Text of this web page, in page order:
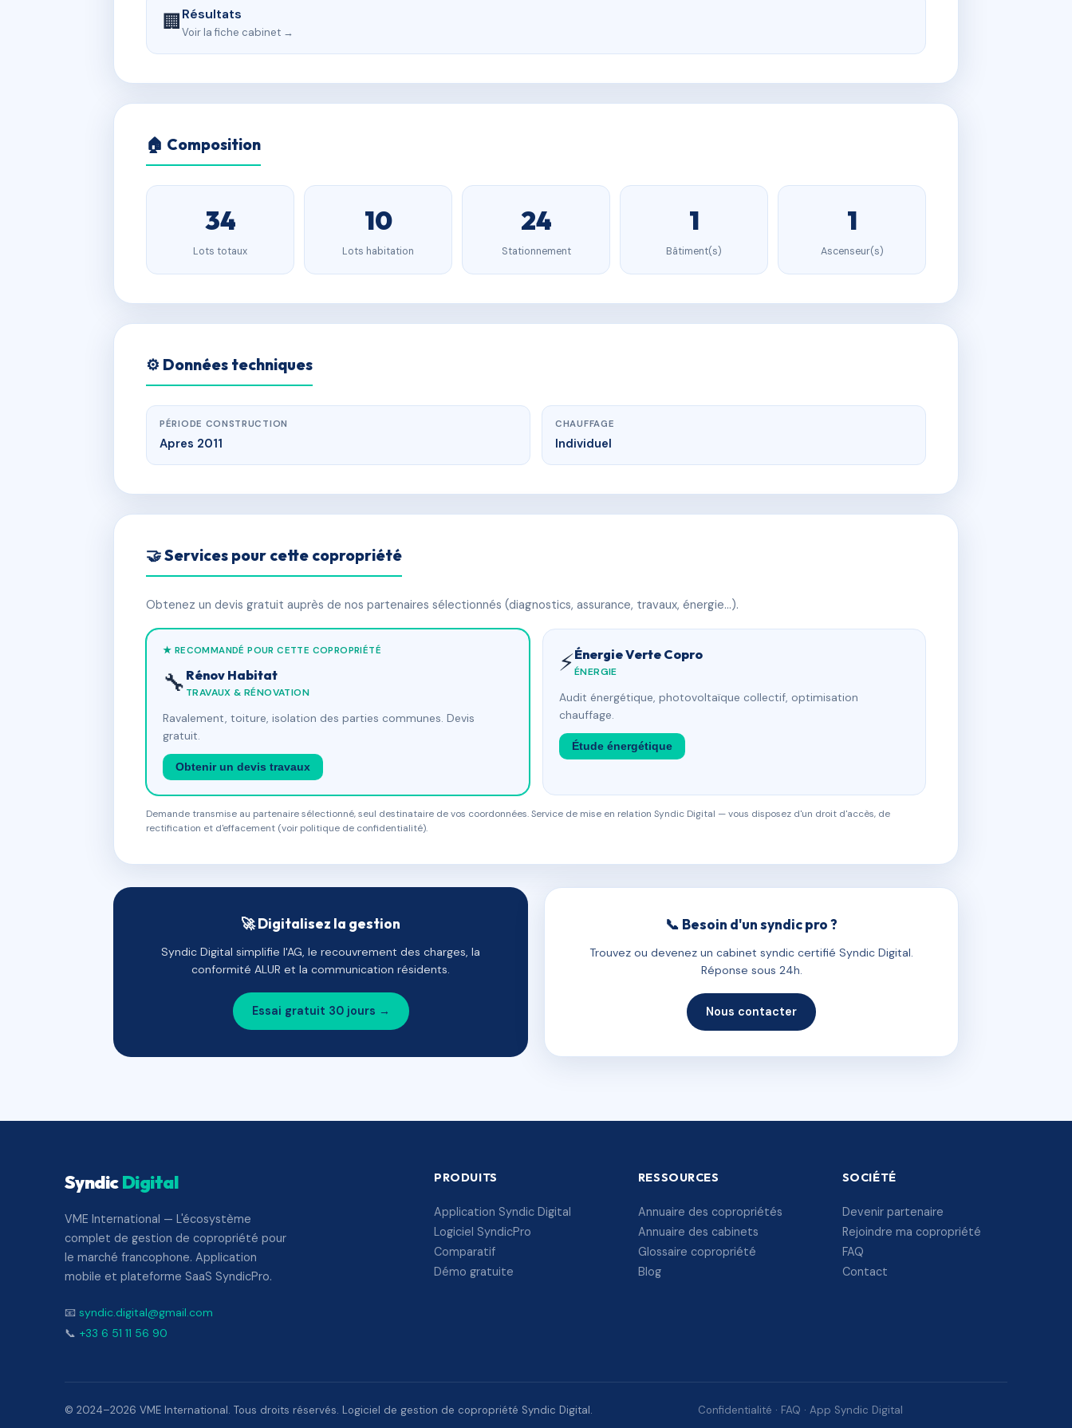
🏢Résultats
Voir la fiche cabinet →
🏠 Composition
34
Lots totaux
10
Lots habitation
24
Stationnement
1
Bâtiment(s)
1
Ascenseur(s)
⚙️ Données techniques
PÉRIODE CONSTRUCTION
Apres 2011
CHAUFFAGE
Individuel
🤝 Services pour cette copropriété
Obtenez un devis gratuit auprès de nos partenaires sélectionnés (diagnostics, assurance, travaux, énergie…).
★ RECOMMANDÉ POUR CETTE COPROPRIÉTÉ
🔧 Rénov Habitat
TRAVAUX & RÉNOVATION
Ravalement, toiture, isolation des parties communes. Devis
gratuit.
Obtenir un devis travaux
⚡Énergie Verte Copro
ÉNERGIE
Audit énergétique, photovoltaïque collectif, optimisation
chauffage.
Étude énergétique
Demande transmise au partenaire sélectionné, seul destinataire de vos coordonnées. Service de mise en relation Syndic Digital — vous disposez d'un droit d'accès, de
rectification et d'effacement (voir politique de confidentialité).
🚀 Digitalisez la gestion
Syndic Digital simplifie l'AG, le recouvrement des charges, la
conformité ALUR et la communication résidents.
Essai gratuit 30 jours →
📞 Besoin d'un syndic pro ?
Trouvez ou devenez un cabinet syndic certifié Syndic Digital.
Réponse sous 24h.
Nous contacter
SyndicDigital
VME International — L'écosystème
complet de gestion de copropriété pour
le marché francophone. Application
mobile et plateforme SaaS SyndicPro.
📧 syndic.digital@gmail.com
📞 +33 6 51 11 56 90
PRODUITS
Application Syndic Digital
Logiciel SyndicPro
Comparatif
Démo gratuite
RESSOURCES
Annuaire des copropriétés
Annuaire des cabinets
Glossaire copropriété
Blog
SOCIÉTÉ
Devenir partenaire
Rejoindre ma copropriété
FAQ
Contact
© 2024–2026 VME International. Tous droits réservés. Logiciel de gestion de copropriété Syndic Digital. Confidentialité · FAQ · App Syndic Digital